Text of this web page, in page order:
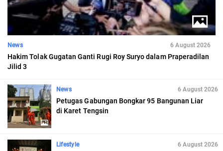
News 6 August 2026
Hakim Tolak Gugatan Ganti Rugi Roy Suryo dalam Praperadilan
Jilid 3
News 6 August 2026
Petugas Gabungan Bongkar 95 Bangunan Liar
di Karet Tengsin
Lifestyle 6 August 2026